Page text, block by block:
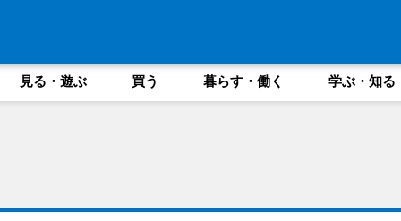
見る・遊ぶ 買う 暮らす・働く 学ぶ・知る